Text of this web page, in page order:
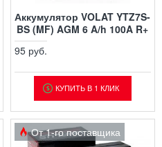
Аккумулятор VOLAT YTZ7S-
BS (MF) AGM 6 A/h 100A R+
95 руб.
КУПИТЬ В 1 КЛИК
От 1-го поставщика